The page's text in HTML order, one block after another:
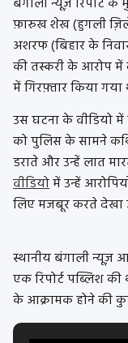
बंगाली न्यूज़ रिपोर्ट
फ़ारुख शेख (हुगली
अशरफ (बिहार के
की तस्करी के आरोप में
में गिरफ़्तार किया गया
उस घटना के वीडियो
को पुलिस के सामने
डराते और उन्हें लात
वीडियोमें उन्हें
लिए मजबूर करते देखा
स्थानीय बंगाली न्यूज़
एक रिपोर्ट पब्लिश
के आक्रामक होने की